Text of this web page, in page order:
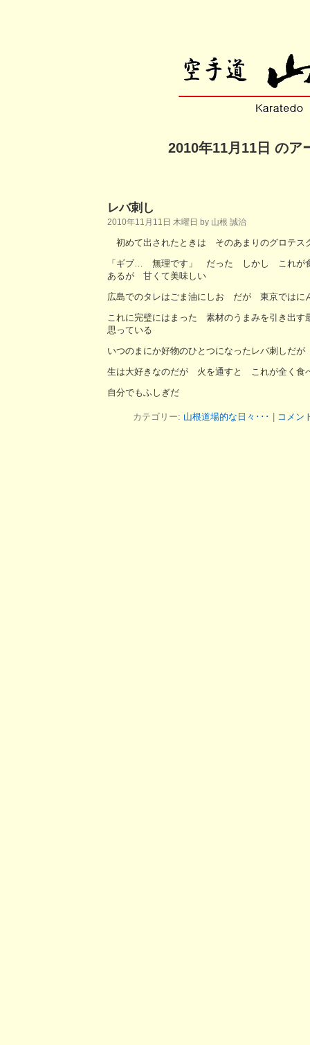
2010年11月11日 のア
レバ刺し
2010年11月11日 木曜日 by 山根 誠治
初めて出されたときは そのあまりのグロテス
「ギブ… 無理です」 だった しかし これが食
あるが 甘くて美味しい
広島でのタレはごま油にしお だが 東京ではに
これに完璧にはまった 素材のうまみを引き出
思っている
いつのまにか好物のひとつになったレバ刺しだが
生は大好きなのだが 火を通すと これが全く食
自分でもふしぎだ
カテゴリー: 山根道場的な日々･･･ コメン